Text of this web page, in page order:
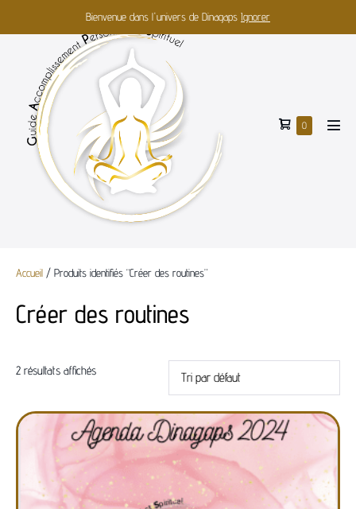
Bienvenue dans l'univers de Dinagaps Ignorer
0
Accueil / Produits identifiés “Créer des routines”
Créer des routines
2 résultats affichés